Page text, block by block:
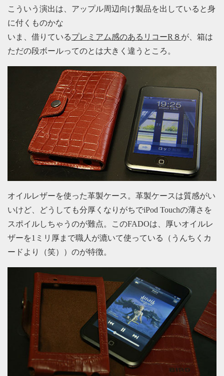
こういう演出は、アップル周辺向け製品を出していると身
に付くものかな
いま、借りているプレミアム感のあるリコーR８ が、箱は
ただの段ボールってのとは大きく違うところ。
オイルレザーを使った革製ケース。革製ケースは質感がい
いけど、どうしても分厚くなりがちでiPod Touchの薄さを
スポイルしちゃうのが難点。このFADOは、厚いオイルレ
ザーを1ミリ厚まで職人が漉いて使っている（うんちくカ
ードより（笑））のが特徴。